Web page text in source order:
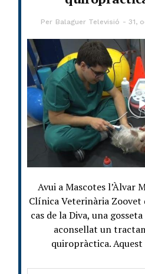
Per Balaguer Televisió 31,
Avui a Mascotes l’Àlvar
Clínica Veterinària Zoovet
cas de la Diva, una
aconsellat un
quiropràctica.